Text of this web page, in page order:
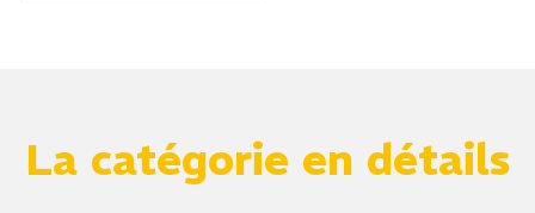
La catégorie en détails